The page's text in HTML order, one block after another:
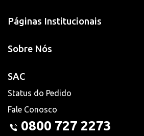
Páginas Institucionais
Sobre Nós
SAC
Status do Pedido
Fale Conosco
0800 727 2273